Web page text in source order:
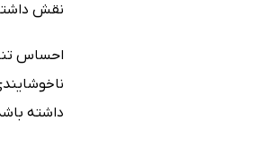
نقش
احساس
داشته